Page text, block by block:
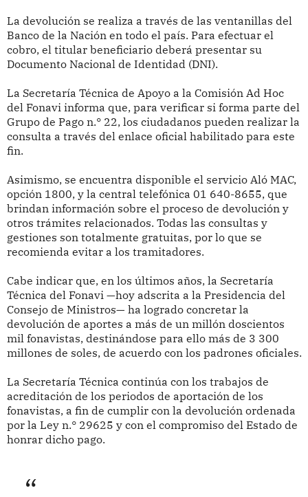
La devolución se realiza a través de las ventanillas del
Banco de la Nación en todo el país. Para efectuar el
cobro, el titular beneficiario deberá presentar su
Documento Nacional de Identidad (DNI).
La Secretaría Técnica de Apoyo a la Comisión Ad Hoc
del Fonavi informa que, para verificar si forma parte del
Grupo de Pago n.° 22, los ciudadanos pueden realizar la
consulta a través del enlace oficial habilitado para este
fin.
Asimismo, se encuentra disponible el servicio Aló MAC,
opción 1800, y la central telefónica 01 640-8655, que
brindan información sobre el proceso de devolución y
otros trámites relacionados. Todas las consultas y
gestiones son totalmente gratuitas, por lo que se
recomienda evitar a los tramitadores.
Cabe indicar que, en los últimos años, la Secretaría
Técnica del Fonavi —hoy adscrita a la Presidencia del
Consejo de Ministros— ha logrado concretar la
devolución de aportes a más de un millón doscientos
mil fonavistas, destinándose para ello más de 3 300
millones de soles, de acuerdo con los padrones oficiales.
La Secretaría Técnica continúa con los trabajos de
acreditación de los periodos de aportación de los
fonavistas, a fin de cumplir con la devolución ordenada
por la Ley n.° 29625 y con el compromiso del Estado de
honrar dicho pago.